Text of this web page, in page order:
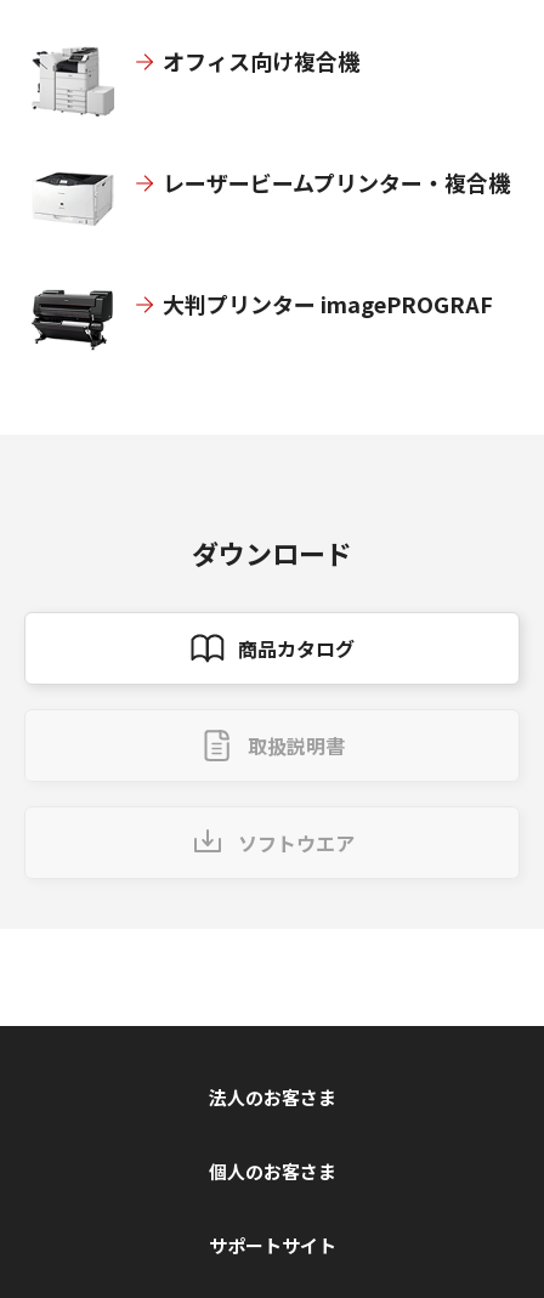
オフィス向け複合機
レーザービームプリンター・複合機
大判プリンター imagePROGRAF
ダウンロード
商品カタログ
取扱説明書
ソフトウエア
法人のお客さま
個人のお客さま
サポートサイト